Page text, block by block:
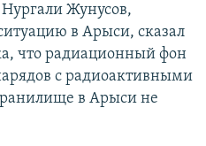
Жунусов,
в Арыси, сказал
что радиационный фон
с радиоактивными
в Арыси не